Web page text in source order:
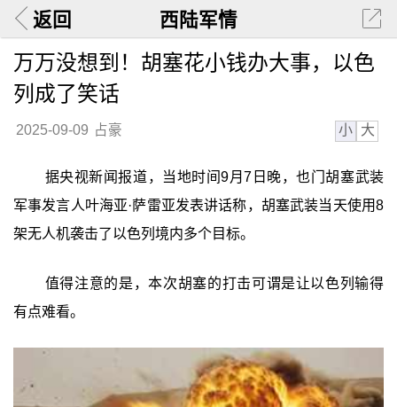
返回 西陆军情
万万没想到！胡塞花小钱办大事，以色
列成了笑话
2025-09-09 占豪 小 大
据央视新闻报道，当地时间9月7日晚，也门胡塞武装
军事发言人叶海亚·萨雷亚发表讲话称，胡塞武装当天使用8
架无人机袭击了以色列境内多个目标。
值得注意的是，本次胡塞的打击可谓是让以色列输得
有点难看。